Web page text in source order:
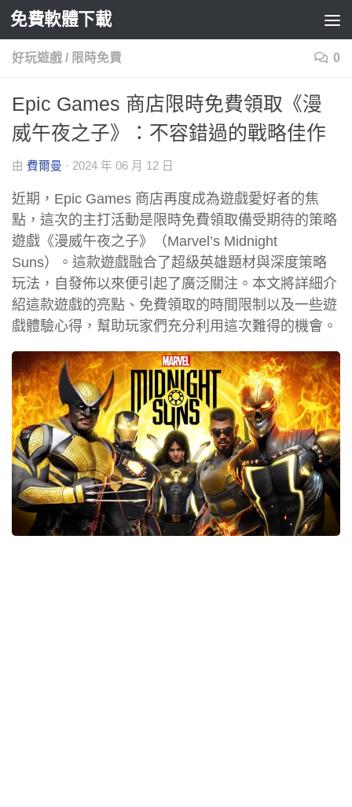
Skip to content
免費軟體下載
好玩遊戲 / 限時免費 0
Epic Games 商店限時免費領取《漫
威午夜之子》：不容錯過的戰略佳作
由 費爾曼 · 2024 年 06 月 12 日
近期，Epic Games 商店再度成為遊戲愛好者的焦
點，這次的主打活動是限時免費領取備受期待的策略
遊戲《漫威午夜之子》（Marvel’s Midnight
Suns）。這款遊戲融合了超級英雄題材與深度策略
玩法，自發佈以來便引起了廣泛關注。本文將詳細介
紹這款遊戲的亮點、免費領取的時間限制以及一些遊
戲體驗心得，幫助玩家們充分利用這次難得的機會。